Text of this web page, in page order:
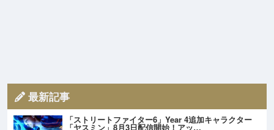
最新記事
「ストリートファイター6」Year 4追加キャラクター
「ヤスミン」8月3日配信開始！アッ…